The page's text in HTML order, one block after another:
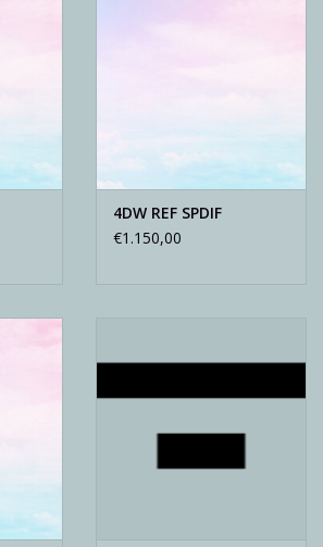
4DW REF SPDIF
€1.150,00